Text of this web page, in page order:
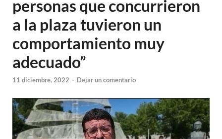
personas que concurrieron
a la plaza tuvieron un
comportamiento muy
adecuado”
11 diciembre, 2022 - Dejar un comentario